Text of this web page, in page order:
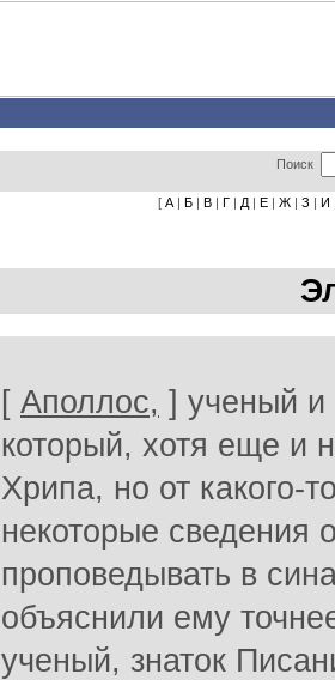
Поиск
[ А | Б | В | Г | Д | Е | Ж | З | И
[ Аполлос, ] ученый и
который, хотя еще и
Хрипа, но от какого-
некоторые сведения
проповедывать в
объяснили ему
ученый, знаток